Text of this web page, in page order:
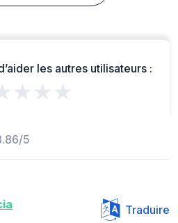
les autres utilisateurs :
5
Traduire